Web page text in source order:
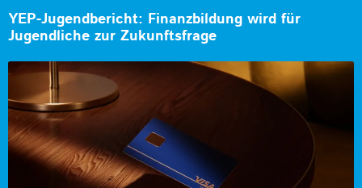
YEP-Jugendbericht: Finanzbildung wird für
Jugendliche zur Zukunftsfrage